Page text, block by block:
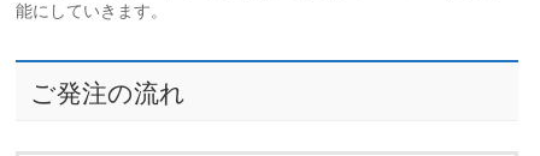
能にしていきます。
ご発注の流れ